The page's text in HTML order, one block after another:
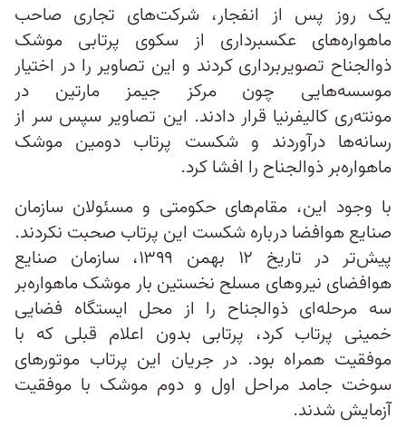
یک روز پس ‌از انفجار، شرکت‌های تجاری صاحب
ماهواره‌های عکسبرداری از سکوی پرتابی موشک
ذوالجناح تصویربرداری کردند و این تصاویر را در اختیار
موسسه‌هایی چون مرکز جیمز مارتین در
مونته‌ری کالیفرنیا قرار دادند. این تصاویر سپس سر از
رسانه‌ها درآوردند و شکست پرتاب دومین موشک
ماهواره‌بر ذوالجناح را افشا کرد.
با وجود این، مقام‌های حکومتی و مسئولان سازمان
صنایع هوافضا درباره شکست این پرتاب صحبت نکردند.
پیش‌تر در تاریخ ۱۲ بهمن ۱۳۹۹، سازمان صنایع
هوافضای نیروهای مسلح نخستین بار موشک ماهواره‌بر
سه مرحله‌ای ذوالجناح را از محل ایستگاه فضایی
خمینی پرتاب کرد، پرتابی بدون اعلام قبلی که با
موفقیت همراه بود. در جریان این پرتاب موتورهای
سوخت جامد مراحل اول و دوم موشک با موفقیت
آزمایش شدند.